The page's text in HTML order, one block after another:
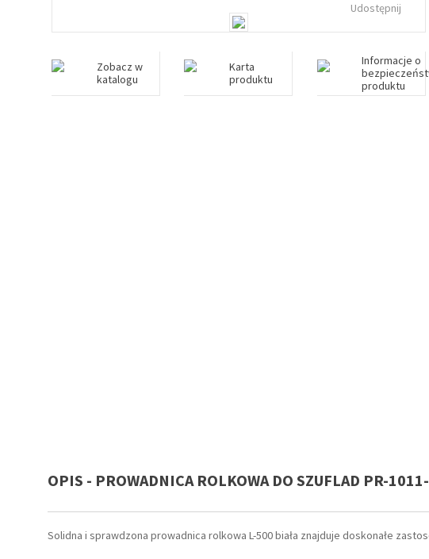
Udostępnij
Zobacz w
katalogu
Karta
produktu
Informacje o
produktu
OPIS - PROWADNICA ROLKOWA DO SZUFLAD PR-
Solidna i sprawdzona prowadnica rolkowa L-500 biała znajduje doskonałe